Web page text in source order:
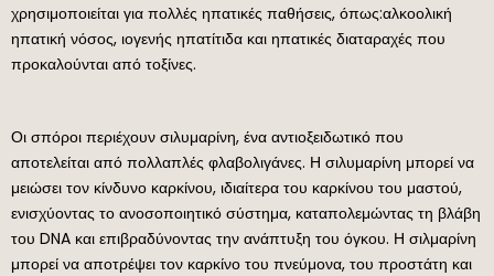
χρησιμοποιείται για πολλές ηπατικές παθήσεις, όπως:αλκοολική
ηπατική νόσος, ιογενής ηπατίτιδα και ηπατικές διαταραχές που
προκαλούνται από τοξίνες.
Οι σπόροι περιέχουν σιλυμαρίνη, ένα αντιοξειδωτικό που
αποτελείται από πολλαπλές φλαβολιγάνες. Η σιλυμαρίνη μπορεί να
μειώσει τον κίνδυνο καρκίνου, ιδιαίτερα του καρκίνου του μαστού,
ενισχύοντας το ανοσοποιητικό σύστημα, καταπολεμώντας τη βλάβη
του DNA και επιβραδύνοντας την ανάπτυξη του όγκου. Η σιλμαρίνη
μπορεί να αποτρέψει τον καρκίνο του πνεύμονα, του προστάτη και